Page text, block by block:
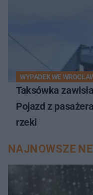
WYPADEK WE
Taksówka
Pojazd z
rzeki
NAJNOWSZE